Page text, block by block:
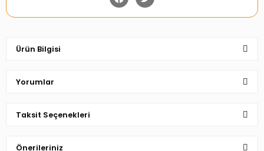
Ürün Bilgisi
Yorumlar
Taksit Seçenekleri
Önerileriniz